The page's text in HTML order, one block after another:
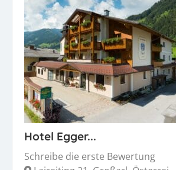
Hotel Egger...
Schreibe die erste Bewertung